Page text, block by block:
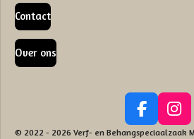
Contact
Over ons
F
a
I
n
© 2022 - 2026 Verf- en Behangspeciaalzaak